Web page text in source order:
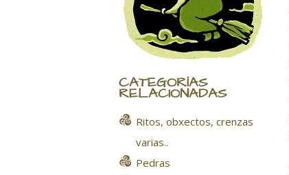
CATEGORÍAS
RELACIONADAS
Ritos, obxectos, crenzas
varias..
Pedras